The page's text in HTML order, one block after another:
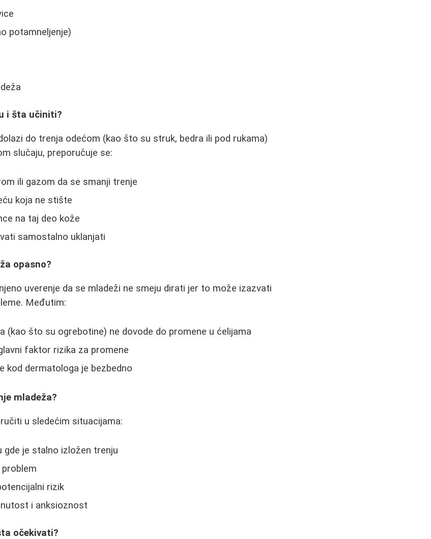
potamneljenje)
i šta učiniti?
do trenja odećom (kao što su struk, bedra ili pod rukama)
slučaju, preporučuje se:
ili gazom da se smanji trenje
koja ne stište
na taj deo kože
samostalno uklanjati
opasno?
uverenje da se mladeži ne smeju dirati jer to može izazvati
Međutim:
(kao što su ogrebotine) ne dovode do promene u ćelijama
faktor rizika za promene
kod dermatologa je bezbedno
mladeža?
u sledećim situacijama:
gde je stalno izložen trenju
rizik
i anksioznost
očekivati?